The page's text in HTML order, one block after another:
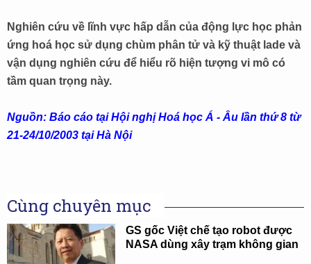
Nghiên cứu về lĩnh vực hấp dẫn của động lực học phản
ứng hoá học sử dụng chùm phân tử và kỹ thuật lade và
vận dụng nghiên cứu để hiểu rõ hiện tượng vi mô có
tầm quan trọng này.
Nguồn: Báo cáo tại Hội nghị Hoá học Á - Âu lần thứ 8 từ
21-24/10/2003 tại Hà Nội
Cùng chuyên mục
GS gốc Việt chế tạo robot được
NASA dùng xây trạm không gian